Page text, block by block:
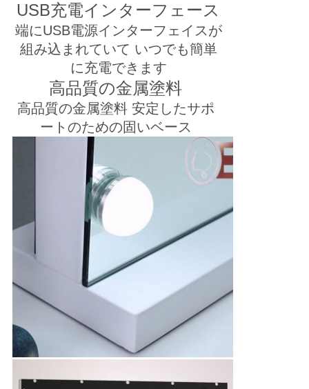
USB充電インターフェース
端にUSB電源インターフェイスが
組み込まれていて いつでも簡単
に充電できます
高品質の金属塗料
高品質の金属塗料 安定したサポ
ートのための固いベース